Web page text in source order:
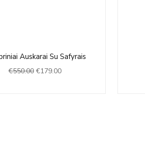
Auskarai Su Safyrais
€550.00
price
was:
€179.00
price
is: